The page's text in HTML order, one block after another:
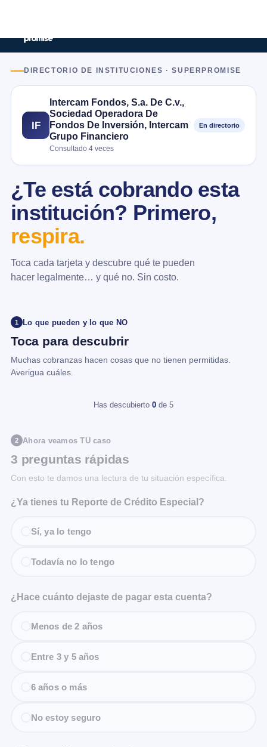
DIRECTORIO DE INSTITUCIONES · SUPERPROMISE
IF
Intercam Fondos, S.a. De C.v.,
Sociedad Operadora De
Fondos De Inversión, Intercam
Grupo Financiero
Consultado 4 veces
En directorio
¿Te está cobrando esta
institución? Primero,
respira.
Toca cada tarjeta y descubre qué te pueden
hacer legalmente… y qué no. Sin costo.
1 Lo que pueden y lo que NO
Toca para descubrir
Muchas cobranzas hacen cosas que no tienen permitidas.
Averigua cuáles.
Has descubierto 0 de 5
2 Ahora veamos TU caso
3 preguntas rápidas
Con esto te damos una lectura de tu situación específica.
¿Ya tienes tu Reporte de Crédito Especial?
Sí, ya lo tengo
Todavía no lo tengo
¿Hace cuánto dejaste de pagar esta cuenta?
Menos de 2 años
Entre 3 y 5 años
6 años o más
No estoy seguro